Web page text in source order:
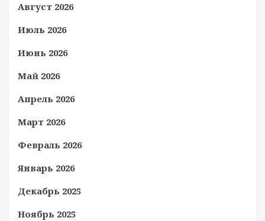
Август 2026
Июль 2026
Июнь 2026
Май 2026
Апрель 2026
Март 2026
Февраль 2026
Январь 2026
Декабрь 2025
Ноябрь 2025